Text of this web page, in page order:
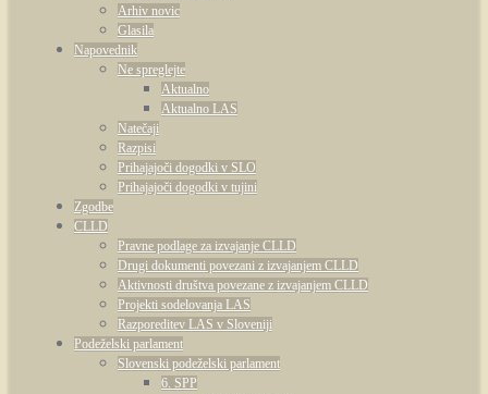
Arhiv novic
Glasila
Napovednik
Ne spreglejte
Aktualno
Aktualno LAS
Natečaji
Razpisi
Prihajajoči dogodki v SLO
Prihajajoči dogodki v tujini
Zgodbe
CLLD
Pravne podlage za izvajanje CLLD
Drugi dokumenti povezani z izvajanjem CLLD
Aktivnosti društva povezane z izvajanjem CLLD
Projekti sodelovanja LAS
Razporeditev LAS v Sloveniji
Podeželski parlament
Slovenski podeželski parlament
6. SPP